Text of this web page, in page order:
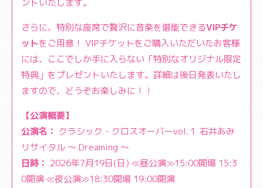
ントいたします。
さらに、特別な座席で贅沢に音楽を堪能できるVIPチケ
ットをご用意！ VIPチケットをご購入いただいたお客様
には、ここでしか手に入らない「特別なオリジナル限定
特典」をプレゼントいたします。詳細は後日発表いたし
ますので、どうぞお楽しみに！！
【公演概要】
公演名： クラシック・クロスオーバーvol.１ 石井あみ
リサイタル 〜 Dreaming 〜
日時： 2026年7月19日(日) ≪昼公演≫15:00開場 15:3
0開演 ≪夜公演≫18:30開場 19:00開演